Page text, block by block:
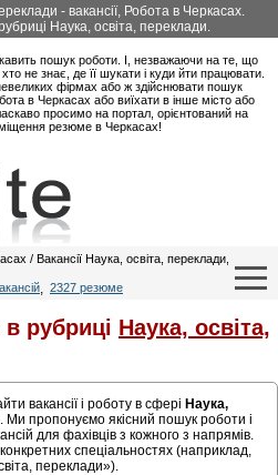
- вакансії, Робота в Черкасах.
Наука, освіта, переклади.
пошук роботи. І, незважаючи на те, що
не знає, де її шукати і куди йти працювати.
фірмах або ж здійснювати пошук
в Черкасах або виїхати в інше місто або
просимо на портал, орієнтований на
резюме в Черкасах!
/ Вакансії Наука, освіта, переклади,
, 2327 резюме
рубриці Наука, освіта,
вакансії і роботу в сфері Наука,
Ми пропонуємо якісний пошук роботи і
для фахівців з кожного з напрямів.
спеціальностях (наприклад,
переклади»).